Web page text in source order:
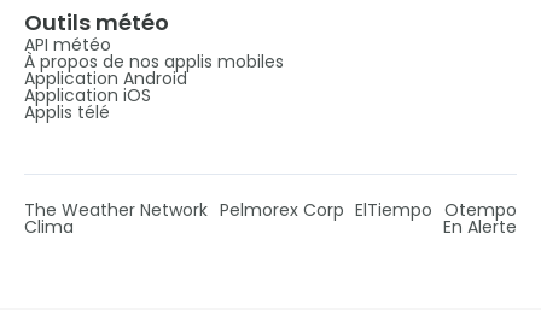
Outils météo
API météo
À propos de nos applis mobiles
Application Android
Application iOS
Applis télé
The Weather Network Pelmorex Corp ElTiempo Otempo
Clima En Alerte